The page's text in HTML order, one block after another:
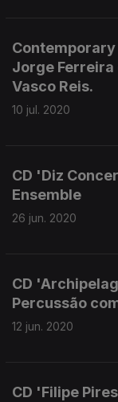
Jorge Ferreira
Vasco Reis.
10 jul. 2020
CD 'Diz
Ensemble
26 jun. 2020
CD
Percussão
12 jun. 2020
CD 'Filipe